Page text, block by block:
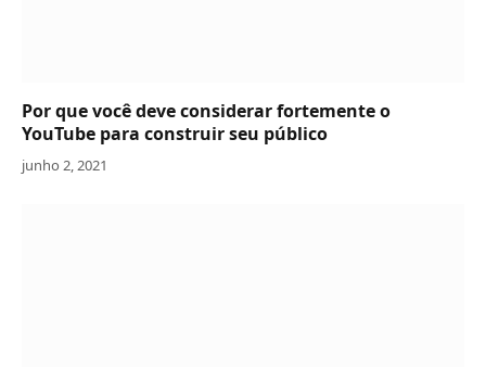
Por que você deve considerar fortemente o
YouTube para construir seu público
junho 2, 2021